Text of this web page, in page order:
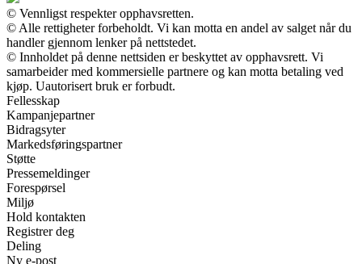
© Vennligst respekter opphavsretten.
© Alle rettigheter forbeholdt. Vi kan motta en andel av salget når du
handler gjennom lenker på nettstedet.
© Innholdet på denne nettsiden er beskyttet av opphavsrett. Vi
samarbeider med kommersielle partnere og kan motta betaling ved
kjøp. Uautorisert bruk er forbudt.
Fellesskap
Kampanjepartner
Bidragsyter
Markedsføringspartner
Støtte
Pressemeldinger
Forespørsel
Miljø
Hold kontakten
Registrer deg
Deling
Ny e-post